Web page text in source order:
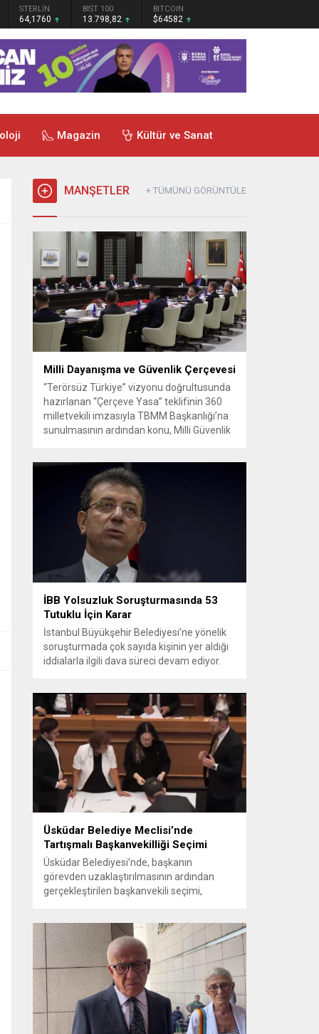
STERLİN
64,1760
BIST 100
13.798,82
BITCOIN
$64582
Magazin Kültür ve Sanat
MANŞETLER + TÜMÜNÜ GÖRÜNTÜLE
Milli Dayanışma ve Güvenlik Çerçevesi
“Terörsüz Türkiye” vizyonu doğrultusunda
hazırlanan “Çerçeve Yasa” teklifinin 360
milletvekili imzasıyla TBMM Başkanlığı’na
sunulmasının ardından konu, Milli Güvenlik
maddelik bildiri, ülke güvenliği ve bölgesel
gelişmelere dair değerlendirmeleri
içermektedir. Yaklaşık 2 saat 15 dakika
süren oturumun sonuç metninde; terörle
mücadele, bölgesel istikrar,...
İBB Yolsuzluk Soruşturmasında 53
Tutuklu İçin Karar
İstanbul Büyükşehir Belediyesi’ne yönelik
soruşturmada çok sayıda kişinin yer aldığı
iddialarla ilgili dava süreci devam ediyor.
değerlendirdi. İnceleme sonucunda,
aralarında Ekrem İmamoğlu’nun da
bulunduğu 53 tutuklu hakkında tutukluluk
hallerinin sürdürülmesine karar verildi.
İddialar ve değerlendirilen talepler
Soruşturma kapsamında sanıklara
yöneltilen...
Üsküdar Belediye Meclisi’nde
Tartışmalı Başkanvekilliği Seçimi
Üsküdar Belediyesi’nde, başkanın
görevden uzaklaştırılmasının ardından
gerçekleştirilen başkanvekili seçimi,
oylamada usul ve gizlilikle ilgili ciddi iddialar
ortaya atıldı; bazı oyların geçersiz
sayılması ve meclis içindeki yönlendirmeler
kamuoyunda tepkilere yol açtı. Seçim
sürecinde yaşanan gelişmeler, parti
grupları arasındaki gerilimi artırdı. CHP’nin...